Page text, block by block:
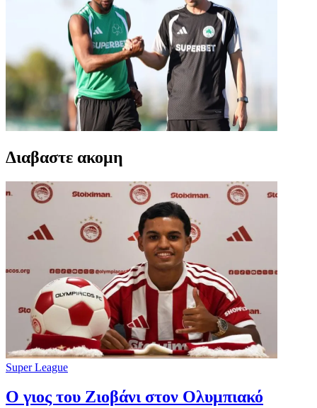
Διαβαστε ακομη
Super League
Ο γιος του Ζιοβάνι στον Ολυμπιακό